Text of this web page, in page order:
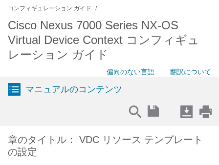
コンフィギュレーション ガイド
Cisco Nexus 7000 Series NX-OS
Virtual Device Context コンフィギュ
レーション ガイド
偏向のない言語 翻訳について
マニュアルのコンテンツ
章のタイトル： VDC リソース テンプレート
の設定